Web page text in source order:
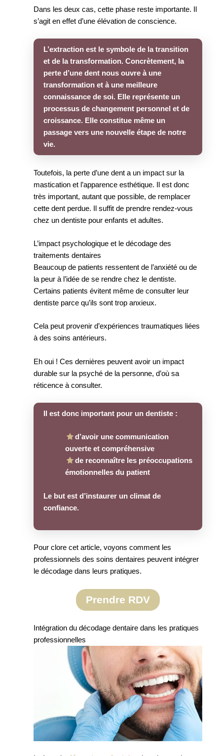
Dans les deux cas, cette phase reste importante. Il
s’agit en effet d’une élévation de conscience.
L’extraction est le symbole de la transition
et de la transformation. Concrètement, la
perte d’une dent nous ouvre à une
transformation et à une meilleure
connaissance de soi. Elle représente un
processus de changement personnel et de
croissance. Elle constitue même un
passage vers une nouvelle étape de notre
vie.
Toutefois, la perte d’une dent a un impact sur la
mastication et l’apparence esthétique. Il est donc
très important, autant que possible, de remplacer
cette dent perdue. Il suffit de prendre rendez-vous
chez un dentiste pour enfants et adultes.
L’impact psychologique et le décodage des
traitements dentaires
Beaucoup de patients ressentent de l’anxiété ou de
la peur à l’idée de se rendre chez le dentiste.
Certains patients évitent même de consulter leur
dentiste parce qu’ils sont trop anxieux.
Cela peut provenir d’expériences traumatiques liées
à des soins antérieurs.
Eh oui ! Ces dernières peuvent avoir un impact
durable sur la psyché de la personne, d’où sa
réticence à consulter.
Il est donc important pour un dentiste :
d’avoir une communication
ouverte et compréhensive
de reconnaître les préoccupations
émotionnelles du patient
Le but est d’instaurer un climat de
confiance.
Pour clore cet article, voyons comment les
professionnels des soins dentaires peuvent intégrer
le décodage dans leurs pratiques.
Prendre RDV
Intégration du décodage dentaire dans les pratiques
professionnelles